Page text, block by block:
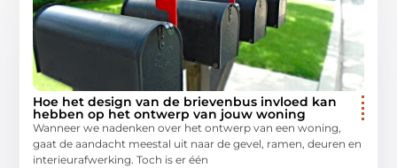
Hoe het design van de brievenbus invloed kan
hebben op het ontwerp van jouw woning
Wanneer we nadenken over het ontwerp van een woning,
gaat de aandacht meestal uit naar de gevel, ramen, deuren en
interieurafwerking. Toch is er één